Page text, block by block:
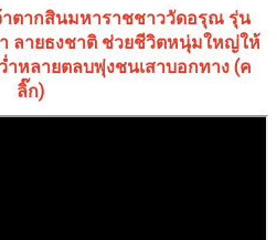
าตากสินมหาราชชาววัดอรุณ รุ่น
ลายธงชาติ ช่วยชีวิตหนุ่มใหญ่ให้
ำหลายตลบพุ่งชนเสาบอกทาง (ค
ลิ๊ก)